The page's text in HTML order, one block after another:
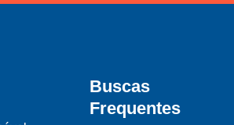
Buscas
Frequentes